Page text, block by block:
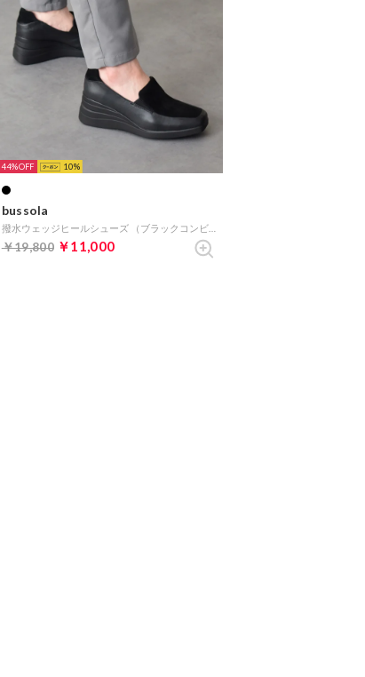
44% 10
bussola
撥水ウェッジヒールシューズ （ブラックコンビ）
￥19,800 ￥11,000